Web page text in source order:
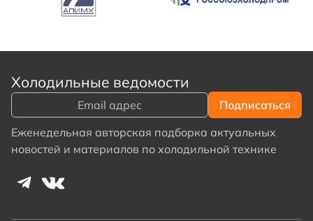
Холодильные ведомости
Еженедельная авторская подборка актуальных
новостей и материалов по холодильной технике